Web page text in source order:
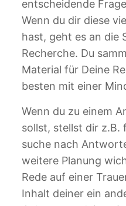
Wenn du dir diese
hast, geht es an die
Recherche. Du
Material für Deine
besten mit einer
Wenn du zu einem
sollst, stellst dir z.B.
suche nach
weitere Planung
Rede auf einer
Inhalt deiner ein